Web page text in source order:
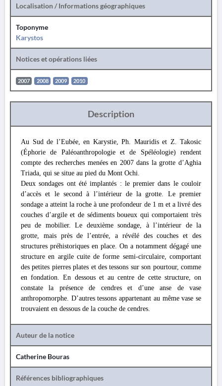
Localisation / Informations géographiques
Toponyme
Karystos
Notices et opérations liées
2007 2008 2009 2010
Description
Au Sud de l’Eubée, en Karystie, Ph. Mauridis et Z. Takosic
(Éphorie de Paléoanthropologie et de Spéléologie) rendent
compte des recherches menées en 2007 dans la grotte d’Aghia
Triada, qui se situe au pied du Mont Ochi.
Deux sondages ont été implantés : le premier dans le couloir
d’accès et le second à l’intérieur de la grotte. Le premier
sondage a atteint la roche à une profondeur de 1 m et a livré des
couches d’argile et de sédiments boueux qui comportaient très
peu de mobilier. Le deuxième sondage, à l’intérieur de la
grotte, mais près de l’entrée, a révélé des couches et des
structures préhistoriques en place. On a notamment dégagé une
structure en argile cuite de forme semi-circulaire, comportant
des petites pierres plates et des tessons sur son pourtour, comme
en fondation. En dessous et au centre de cette structure, on
constate la présence de cendres et d’une anse de vase
anthropomorphe. D’autres tessons appartenant au même vase se
trouvaient en dessous de la couche de cendres.
Auteur de la notice
Catherine Bouras
Références bibliographiques